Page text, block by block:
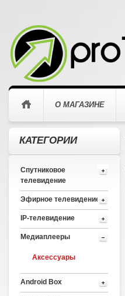
О МАГАЗИНЕ
КАТЕГОРИИ
Спутниковое
телевидение
Эфирное телевидение
IP-телевидение
Медиаплееры
Аксессуары
Android Box